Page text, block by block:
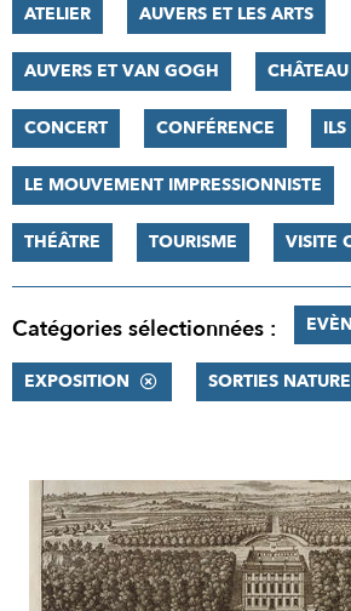
ATELIER AUVERS ET LES ARTS
AUVERS ET VAN GOGH CHÂTEAU
CONCERT CONFÉRENCE
LE MOUVEMENT IMPRESSIONNISTE
THÉÂTRE TOURISME VISITE
Catégories sélectionnées :
EXPOSITION SORTIES NATURE
RÉSULTATS